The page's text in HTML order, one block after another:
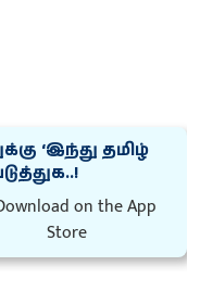
‘இந்து தமிழ்